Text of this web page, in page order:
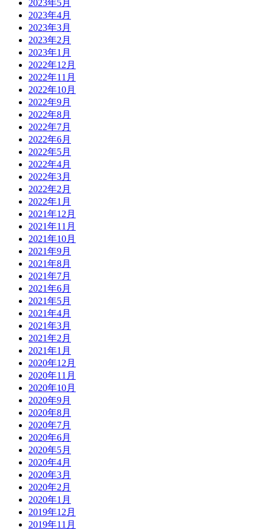
2023年5月
2023年4月
2023年3月
2023年2月
2023年1月
2022年12月
2022年11月
2022年10月
2022年9月
2022年8月
2022年7月
2022年6月
2022年5月
2022年4月
2022年3月
2022年2月
2022年1月
2021年12月
2021年11月
2021年10月
2021年9月
2021年8月
2021年7月
2021年6月
2021年5月
2021年4月
2021年3月
2021年2月
2021年1月
2020年12月
2020年11月
2020年10月
2020年9月
2020年8月
2020年7月
2020年6月
2020年5月
2020年4月
2020年3月
2020年2月
2020年1月
2019年12月
2019年11月